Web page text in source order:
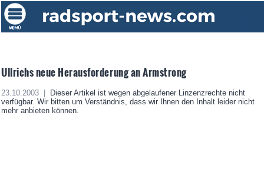
Ullrichs neue Herausforderung an Armstrong
23.10.2003 |
Dieser Artikel ist wegen abgelaufener Linzenzrechte nicht
verfügbar. Wir bitten um Verständnis, dass wir Ihnen den Inhalt leider nicht
mehr anbieten können.